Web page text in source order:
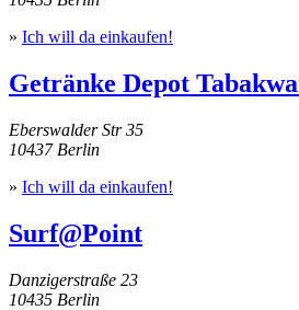
» Ich will da einkaufen!
Getränke Depot
Eberswalder Str 35
10437 Berlin
» Ich will da einkaufen!
Surf@Point
Danzigerstraße 23
10435 Berlin